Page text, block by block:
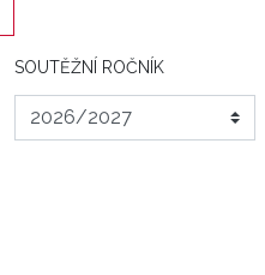
SOUTĚŽNÍ ROČNÍK